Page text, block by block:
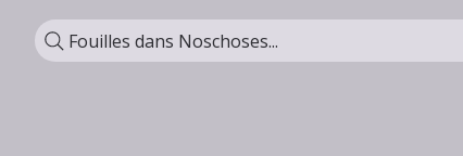
Fouilles dans Noschoses...